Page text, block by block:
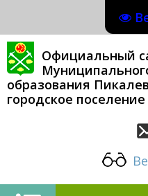
Официальный
образования
городское поселение